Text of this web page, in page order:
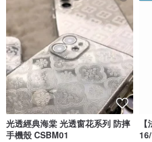
光透經典海棠 光透窗花系列 防摔
手機殼 CSBM01